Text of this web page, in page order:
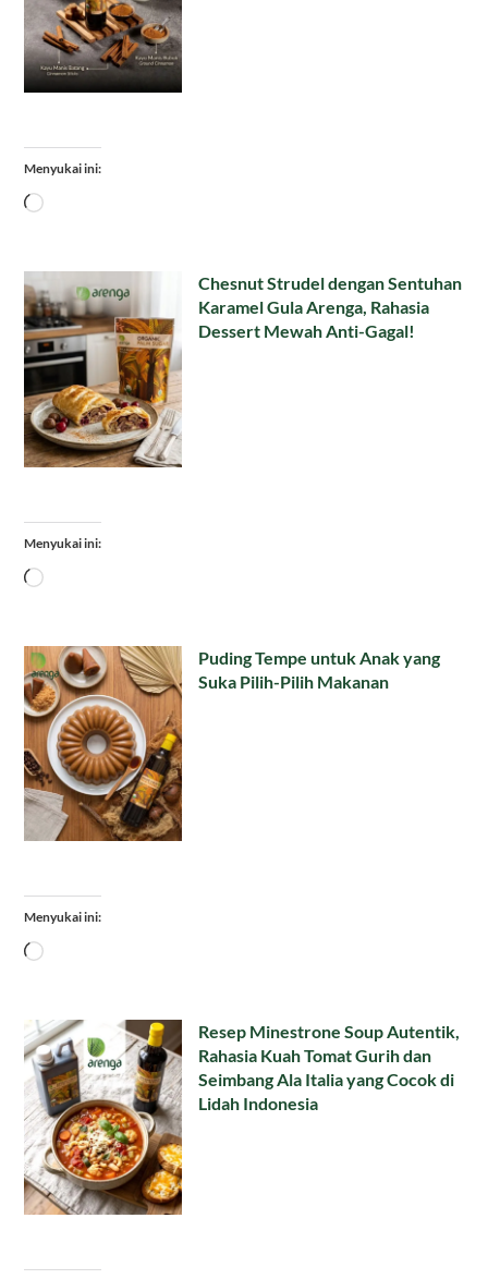
Menyukai ini:
Memuat...
Chesnut Strudel dengan Sentuhan
Karamel Gula Arenga, Rahasia
Dessert Mewah Anti-Gagal!
Menyukai ini:
Memuat...
Puding Tempe untuk Anak yang
Suka Pilih-Pilih Makanan
Menyukai ini:
Memuat...
Resep Minestrone Soup Autentik,
Rahasia Kuah Tomat Gurih dan
Seimbang Ala Italia yang Cocok di
Lidah Indonesia